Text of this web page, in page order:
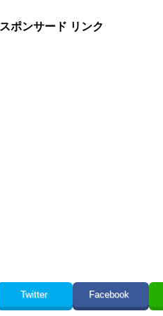
スポンサード リンク
Twitter Facebook